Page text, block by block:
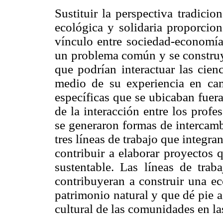
Sustituir la perspectiva
ecológica y solidaria
vínculo entre sociedad-
un problema común y se
que podrían interactuar las
medio de su experiencia en
específicas que se ubicaban
de la interacción entre los
se generaron formas de
tres líneas de trabajo que
contribuir a elaborar proyectos
sustentable. Las líneas de
contribuyeran a construir una
patrimonio natural y que dé pie
cultural de las comunidades en